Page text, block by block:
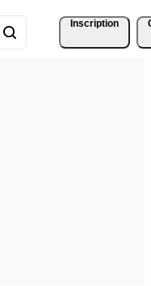
Inscription